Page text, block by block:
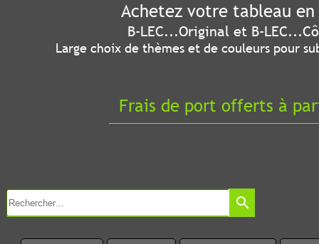
Achetez votre tableau
B-LEC...Original et B-
Large choix de thèmes et de couleurs pour
Frais de port offerts à
search